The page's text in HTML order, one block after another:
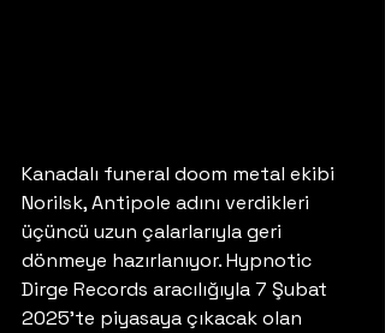
Kanadalı funeral doom metal ekibi
Norilsk, Antipole adını verdikleri
üçüncü uzun çalarlarıyla geri
dönmeye hazırlanıyor. Hypnotic
Dirge Records aracılığıyla 7 Şubat
2025'te piyasaya çıkacak olan